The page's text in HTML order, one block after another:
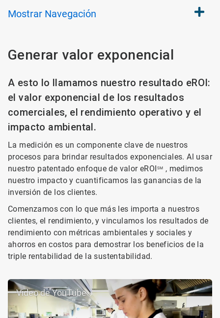
Mostrar Navegación
Generar valor exponencial
A esto lo llamamos nuestro resultado eROI:
el valor exponencial de los resultados
comerciales, el rendimiento operativo y el
impacto ambiental.
La medición es un componente clave de nuestros
procesos para brindar resultados exponenciales. Al usar
nuestro patentado enfoque de valor eROI SM
, medimos
nuestro impacto y cuantificamos las ganancias de la
inversión de los clientes.
Comenzamos con lo que más les importa a nuestros
clientes, el rendimiento, y vinculamos los resultados de
rendimiento con métricas ambientales y sociales y
ahorros en costos para demostrar los beneficios de la
triple rentabilidad de la sustentabilidad.
Video de YouTube